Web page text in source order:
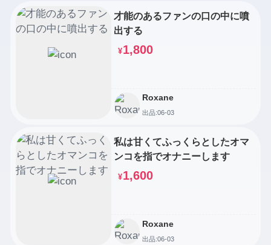
才能のあるファンの口の中に噴
出する
¥1,800
Roxane
出品:06-03
私は甘くてふっくらとしたオマ
ンコを指でオナニーします
¥1,600
Roxane
出品:06-03